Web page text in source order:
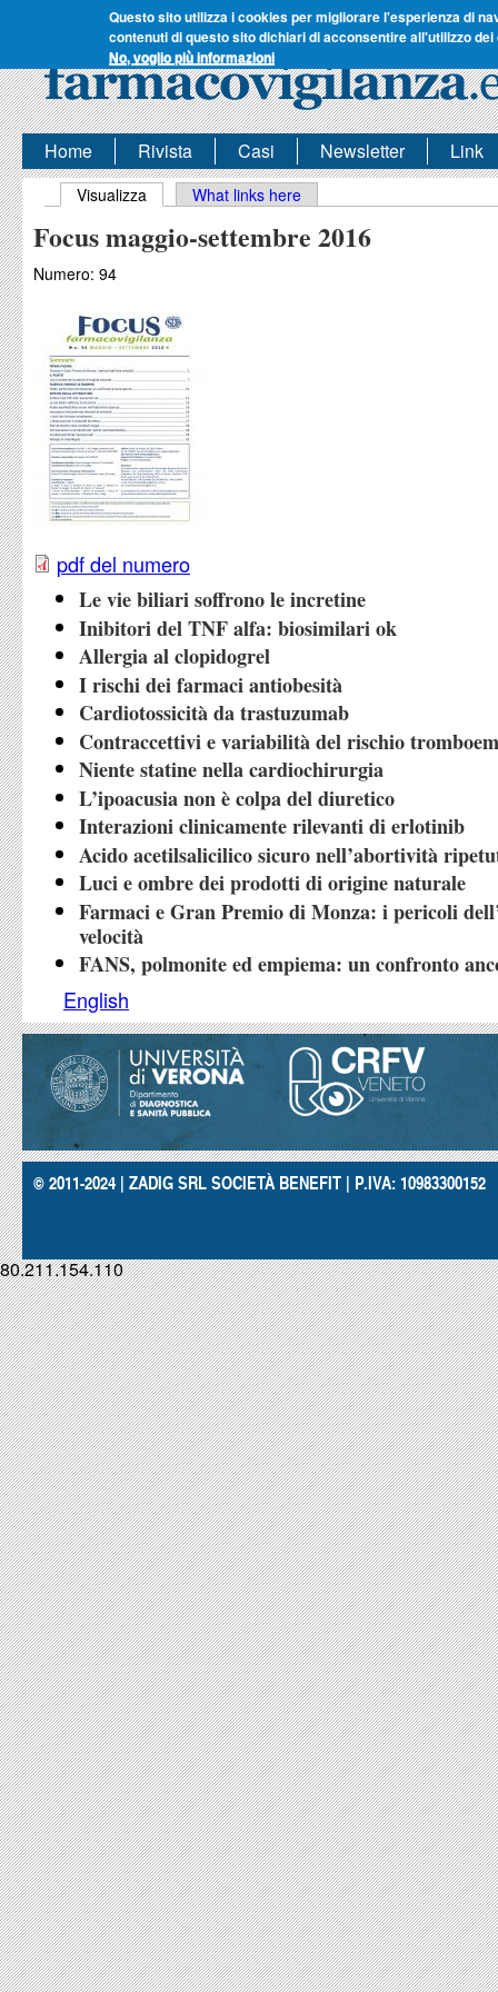
Questo sito utilizza i cookies per migliorare l'esperienza di
contenuti di questo sito dichiari di acconsentire all'utilizzo dei
No, voglio più informazioni
Home Rivista Casi Newsletter Link
Schede primarie
Visualizza (scheda attiva)
What links here
Focus maggio-settembre 2016
Numero: 94
pdf del numero
Le vie biliari soffrono le incretine
Inibitori del TNF alfa: biosimilari ok
Allergia al clopidogrel
I rischi dei farmaci antiobesità
Cardiotossicità da trastuzumab
Contraccettivi e variabilità del rischio
Niente statine nella cardiochirurgia
L’ipoacusia non è colpa del diuretico
Interazioni clinicamente rilevanti di erlotinib
Acido acetilsalicilico sicuro nell’abortività
Luci e ombre dei prodotti di origine naturale
Farmaci e Gran Premio di Monza: i pericoli
velocità
FANS, polmonite ed empiema: un confronto
English
© 2011-2024 | ZADIG SRL SOCIETÀ BENEFIT | P.IVA: 10983300152
80.211.154.110